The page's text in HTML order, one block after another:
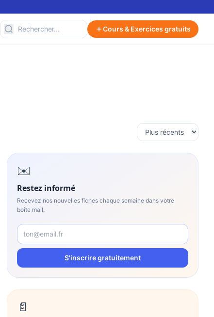
Cours & Exercices gratuits
✉️
Restez informé
Recevez nos nouvelles fiches chaque semaine dans votre
boîte mail.
S'inscrire gratuitement
📄